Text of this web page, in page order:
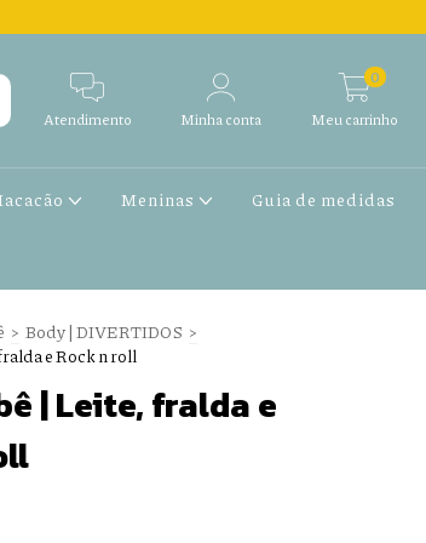
Atendimento Minha conta Meu carrinho
0
Meninas Guia de medidas
> Body | DIVERTIDOS >
e Rock n roll
| Leite, fralda e